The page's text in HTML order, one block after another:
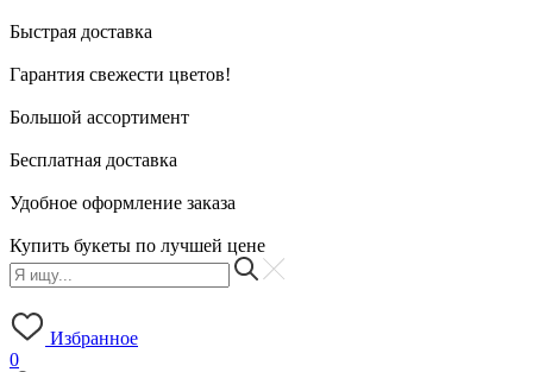
Быстрая доставка
Гарантия свежести цветов!
Большой ассортимент
Бесплатная доставка
Удобное оформление заказа
Купить букеты по лучшей цене
Избранное
0